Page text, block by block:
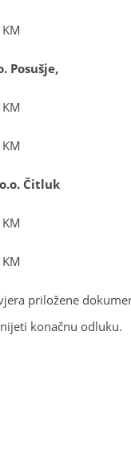
Posušje,
Čitluk
priložene
konačnu odluku.